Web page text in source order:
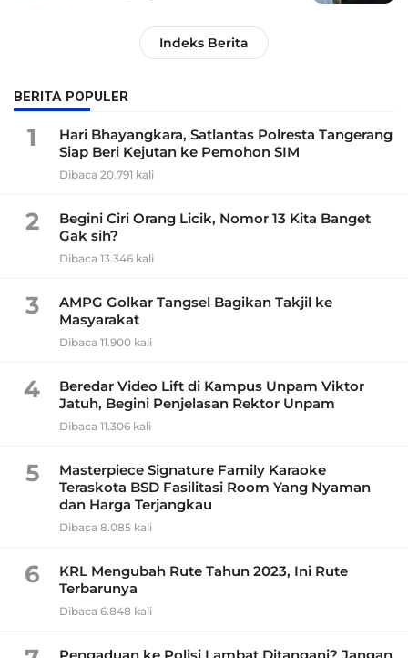
Indeks Berita
BERITA POPULER
1
Hari Bhayangkara, Satlantas Polresta Tangerang
Siap Beri Kejutan ke Pemohon SIM
Dibaca 20.791 kali
2
Begini Ciri Orang Licik, Nomor 13 Kita Banget
Gak sih?
Dibaca 13.346 kali
3
AMPG Golkar Tangsel Bagikan Takjil ke
Masyarakat
Dibaca 11.900 kali
4
Beredar Video Lift di Kampus Unpam Viktor
Jatuh, Begini Penjelasan Rektor Unpam
Dibaca 11.306 kali
5
Masterpiece Signature Family Karaoke
Teraskota BSD Fasilitasi Room Yang Nyaman
dan Harga Terjangkau
Dibaca 8.085 kali
6
KRL Mengubah Rute Tahun 2023, Ini Rute
Terbarunya
Dibaca 6.848 kali